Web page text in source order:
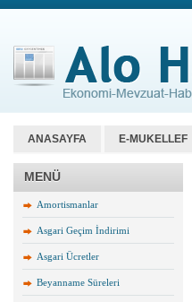
ANASAYFA E-MUKELLEF
MENÜ
Amortismanlar
Asgari Geçim İndirimi
Asgari Ücretler
Beyanname Süreleri